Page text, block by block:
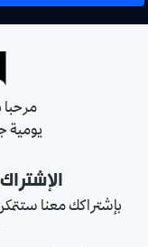
مرحبا
يومية
بإشتراكك معنا